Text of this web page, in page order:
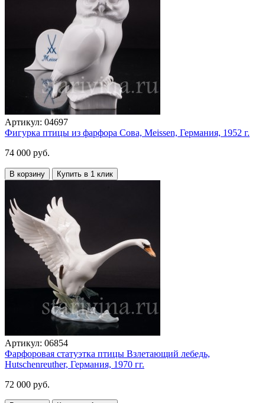
Артикул: 04697
Фигурка птицы из фарфора Сова, Meissen, Германия, 1952 г.
74 000 руб.
В корзину Купить в 1 клик
Артикул: 06854
Фарфоровая статуэтка птицы Взлетающий лебедь,
Hutschenreuther, Германия, 1970 гг.
72 000 руб.